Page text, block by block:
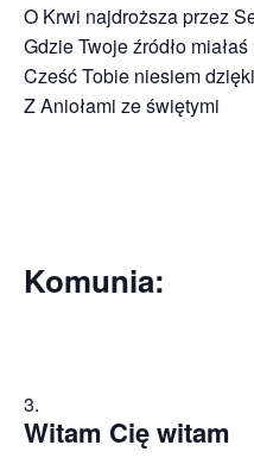
O Krwi najdroższa przez
Gdzie Twoje źródło
Cześć Tobie niesiem
Z Aniołami ze świętymi
Komunia:
Witam Cię witam